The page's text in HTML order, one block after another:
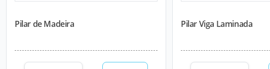
Pilar de Madeira Pilar Viga Laminada